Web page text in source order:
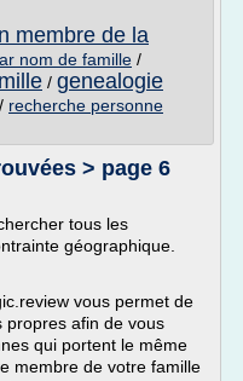
membre de la
nom de famille /
/ genealogie
/ recherche personne
> page 6
tous les
géographique.
vous permet de
propres afin de vous
qui portent le même
membre de votre famille